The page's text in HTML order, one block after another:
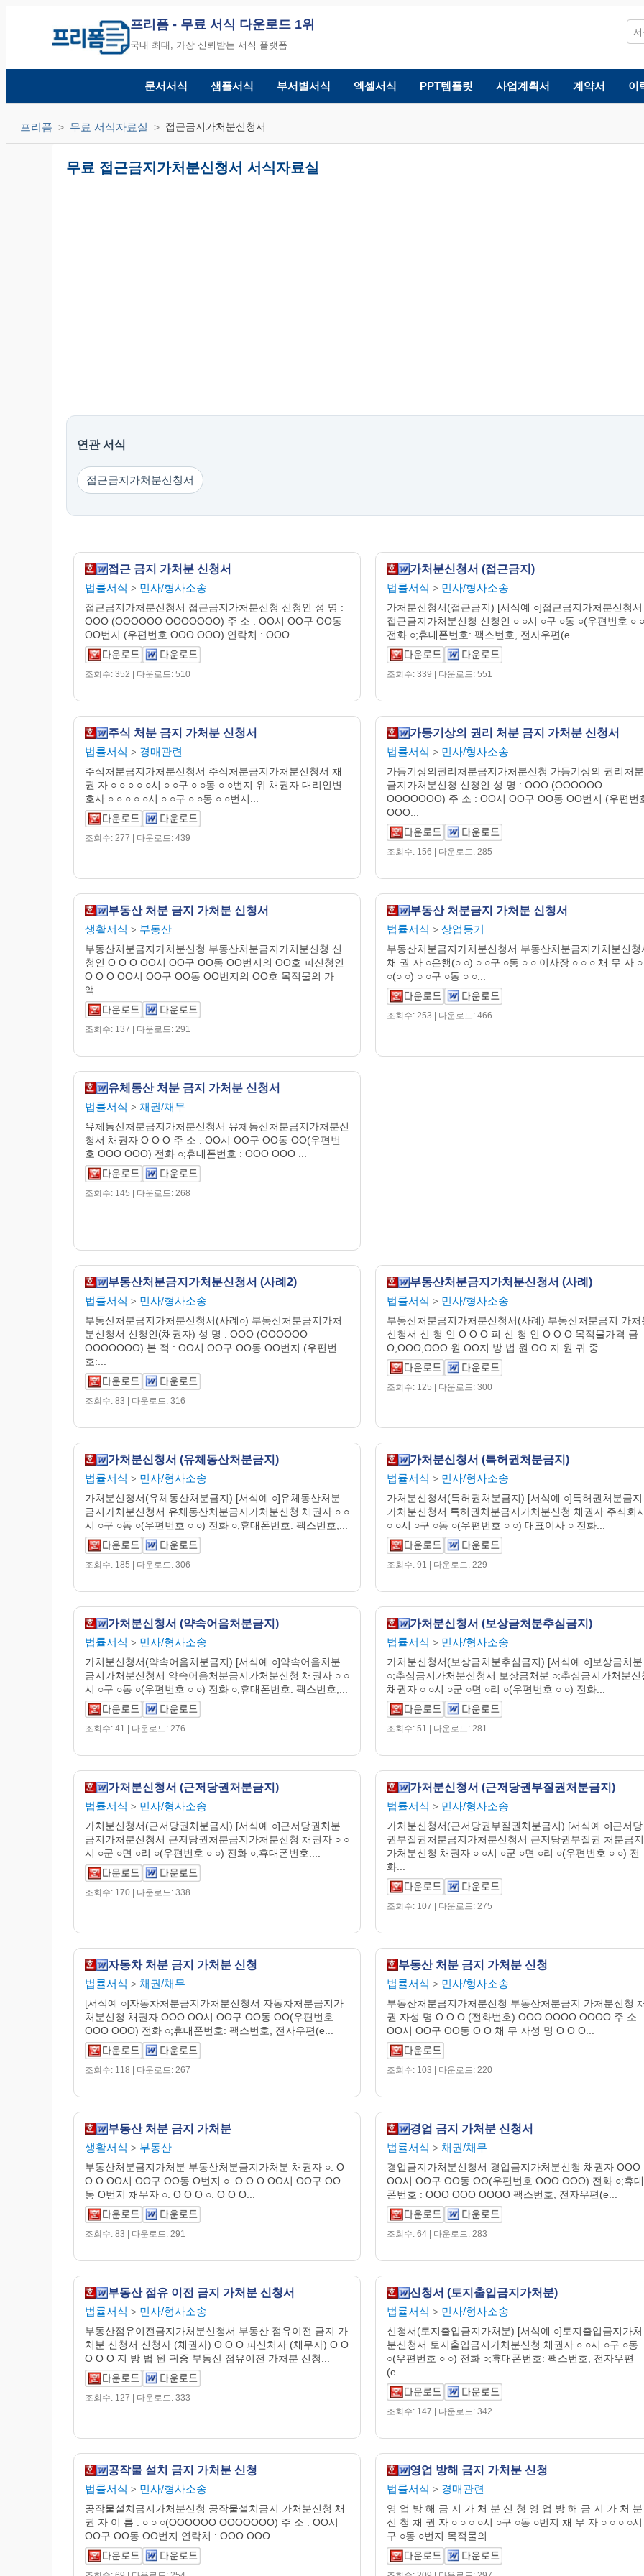
프리폼 - 무료 서식 다운로드 1위
국내 최대, 가장 신뢰받는 서식 플랫폼
문서서식 샘플서식 부서별서식 엑셀서식 PPT템플릿 사업계획서 계약서 이
프리폼 무료 서식자료실 접근금지가처분신청서
무료 접근금지가처분신청서 서식자료실
연관 서식
접근금지가처분신청서
접근 금지 가처분 신청서
법률서식 > 민사/형사소송
접근금지가처분신청서 접근금지가처분신청 신청인 성 명 :
OOO (OOOOOO OOOOOOO) 주 소 : OO시 OO구 OO동
OO번지 (우편번호 OOO OOO) 연락처 : OOO...
조회수: 352 | 다운로드: 510
가처분신청서 (접근금지)
법률서식 > 민사/형사소송
가처분신청서(접근금지) [서식예 ○]접근금지가처분신청서
접근금지가처분신청 신청인 ○ ○시 ○구 ○동 ○(우편번호 ○
전화 ○;휴대폰번호: 팩스번호, 전자우편(e...
조회수: 339 | 다운로드: 551
주식 처분 금지 가처분 신청서
법률서식 > 경매관련
주식처분금지가처분신청서 주식처분금지가처분신청서 채
권 자 ○ ○ ○ ○ ○시 ○ ○구 ○ ○동 ○ ○번지 위 채권자 대리인변
호사 ○ ○ ○ ○ ○시 ○ ○구 ○ ○동 ○ ○번지...
조회수: 277 | 다운로드: 439
가등기상의 권리 처분 금지 가처분 신청서
법률서식 > 민사/형사소송
가등기상의권리처분금지가처분신청 가등기상의 권리처분
금지가처분신청 신청인 성 명 : OOO (OOOOOO
OOOOOOO) 주 소 : OO시 OO구 OO동 OO번지 (우편번
OOO...
조회수: 156 | 다운로드: 285
부동산 처분 금지 가처분 신청서
생활서식 > 부동산
부동산처분금지가처분신청 부동산처분금지가처분신청 신
청인 O O O OO시 OO구 OO동 OO번지의 OO호 피신청인
O O O OO시 OO구 OO동 OO번지의 OO호 목적물의 가
액...
조회수: 137 | 다운로드: 291
부동산 처분금지 가처분 신청서
법률서식 > 상업등기
부동산처분금지가처분신청서 부동산처분금지가처분신청
채 권 자 ○은행(○ ○) ○ ○구 ○동 ○ ○ 이사장 ○ ○ ○ 채 무 자
○(○ ○) ○ ○구 ○동 ○ ○...
조회수: 253 | 다운로드: 466
유체동산 처분 금지 가처분 신청서
법률서식 > 채권/채무
유체동산처분금지가처분신청서 유체동산처분금지가처분신
청서 채권자 O O O 주 소 : OO시 OO구 OO동 OO(우편번
호 OOO OOO) 전화 ○;휴대폰번호 : OOO OOO ...
조회수: 145 | 다운로드: 268
부동산처분금지가처분신청서 (사례2)
법률서식 > 민사/형사소송
부동산처분금지가처분신청서(사례○) 부동산처분금지가처
분신청서 신청인(채권자) 성 명 : OOO (OOOOOO
OOOOOOO) 본 적 : OO시 OO구 OO동 OO번지 (우편번
호:...
조회수: 83 | 다운로드: 316
부동산처분금지가처분신청서 (사례)
법률서식 > 민사/형사소송
부동산처분금지가처분신청서(사례) 부동산처분금지 가처
신청서 신 청 인 O O O 피 신 청 인 O O O 목적물가격 금
O,OOO,OOO 원 OO지 방 법 원 OO 지 원 귀 중...
조회수: 125 | 다운로드: 300
가처분신청서 (유체동산처분금지)
법률서식 > 민사/형사소송
가처분신청서(유체동산처분금지) [서식예 ○]유체동산처분
금지가처분신청서 유체동산처분금지가처분신청 채권자 ○ ○
시 ○구 ○동 ○(우편번호 ○ ○) 전화 ○;휴대폰번호: 팩스번호,...
조회수: 185 | 다운로드: 306
가처분신청서 (특허권처분금지)
법률서식 > 민사/형사소송
가처분신청서(특허권처분금지) [서식예 ○]특허권처분금지
가처분신청서 특허권처분금지가처분신청 채권자 주식회
○ ○시 ○구 ○동 ○(우편번호 ○ ○) 대표이사 ○ 전화...
조회수: 91 | 다운로드: 229
가처분신청서 (약속어음처분금지)
법률서식 > 민사/형사소송
가처분신청서(약속어음처분금지) [서식예 ○]약속어음처분
금지가처분신청서 약속어음처분금지가처분신청 채권자 ○ ○
시 ○구 ○동 ○(우편번호 ○ ○) 전화 ○;휴대폰번호: 팩스번호,...
조회수: 41 | 다운로드: 276
가처분신청서 (보상금처분추심금지)
법률서식 > 민사/형사소송
가처분신청서(보상금처분추심금지) [서식예 ○]보상금처분
○;추심금지가처분신청서 보상금처분 ○;추심금지가처분신
채권자 ○ ○시 ○군 ○면 ○리 ○(우편번호 ○ ○) 전화...
조회수: 51 | 다운로드: 281
가처분신청서 (근저당권처분금지)
법률서식 > 민사/형사소송
가처분신청서(근저당권처분금지) [서식예 ○]근저당권처분
금지가처분신청서 근저당권처분금지가처분신청 채권자 ○ ○
시 ○군 ○면 ○리 ○(우편번호 ○ ○) 전화 ○;휴대폰번호:...
조회수: 170 | 다운로드: 338
가처분신청서 (근저당권부질권처분금지)
법률서식 > 민사/형사소송
가처분신청서(근저당권부질권처분금지) [서식예 ○]근저당
권부질권처분금지가처분신청서 근저당권부질권 처분금지
가처분신청 채권자 ○ ○시 ○군 ○면 ○리 ○(우편번호 ○ ○) 전
화...
조회수: 107 | 다운로드: 275
자동차 처분 금지 가처분 신청
법률서식 > 채권/채무
[서식예 ○]자동차처분금지가처분신청서 자동차처분금지가
처분신청 채권자 OOO OO시 OO구 OO동 OO(우편번호
OOO OOO) 전화 ○;휴대폰번호: 팩스번호, 전자우편(e...
조회수: 118 | 다운로드: 267
부동산 처분 금지 가처분 신청
법률서식 > 민사/형사소송
부동산처분금지가처분신청 부동산처분금지 가처분신청
권 자성 명 O O O (전화번호) OOO OOOO OOOO 주 소
OO시 OO구 OO동 O O 채 무 자성 명 O O O...
조회수: 103 | 다운로드: 220
부동산 처분 금지 가처분
생활서식 > 부동산
부동산처분금지가처분 부동산처분금지가처분 채권자 ○. O
O O OO시 OO구 OO동 O번지 ○. O O O OO시 OO구 OO
동 O번지 채무자 ○. O O O ○. O O O...
조회수: 83 | 다운로드: 291
경업 금지 가처분 신청서
법률서식 > 채권/채무
경업금지가처분신청서 경업금지가처분신청 채권자 OOO
OO시 OO구 OO동 OO(우편번호 OOO OOO) 전화 ○;휴대
폰번호 : OOO OOO OOOO 팩스번호, 전자우편(e...
조회수: 64 | 다운로드: 283
부동산 점유 이전 금지 가처분 신청서
법률서식 > 민사/형사소송
부동산점유이전금지가처분신청서 부동산 점유이전 금지 가
처분 신청서 신청자 (채권자) O O O 피신처자 (채무자) O O
O O O 지 방 법 원 귀중 부동산 점유이전 가처분 신청...
조회수: 127 | 다운로드: 333
신청서 (토지출입금지가처분)
법률서식 > 민사/형사소송
신청서(토지출입금지가처분) [서식예 ○]토지출입금지가처
분신청서 토지출입금지가처분신청 채권자 ○ ○시 ○구 ○동
○(우편번호 ○ ○) 전화 ○;휴대폰번호: 팩스번호, 전자우편
(e...
조회수: 147 | 다운로드: 342
공작물 설치 금지 가처분 신청
법률서식 > 민사/형사소송
공작물설치금지가처분신청 공작물설치금지 가처분신청 채
권 자 이 름 : ○ ○ ○(OOOOOO OOOOOOO) 주 소 : OO시
OO구 OO동 OO번지 연락처 : OOO OOO...
영업 방해 금지 가처분 신청
법률서식 > 경매관련
영 업 방 해 금 지 가 처 분 신 청 영 업 방 해 금 지 가 처 분
신 청 채 권 자 ○ ○ ○ ○시 ○구 ○동 ○번지 채 무 자 ○ ○ ○ ○
구 ○동 ○번지 목적물의...